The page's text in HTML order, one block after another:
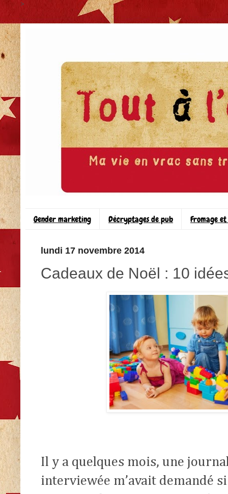
>
Gender marketing Décryptages de pub Fromage
lundi 17 novembre 2014
Cadeaux de Noël : 10
Il y a quelques mois, une
interviewée m’avait demandé